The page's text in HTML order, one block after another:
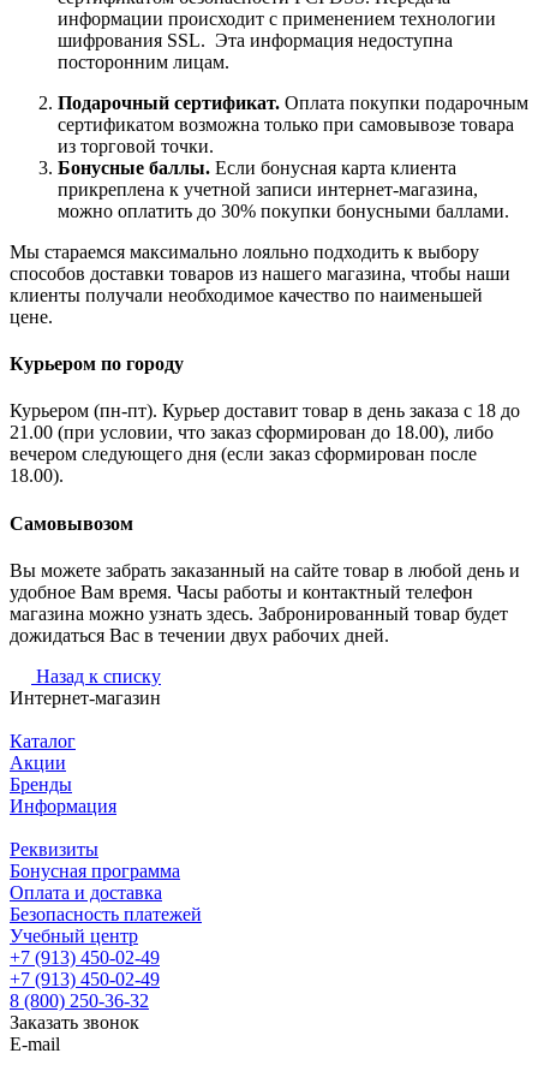
информации происходит с применением технологии
шифрования SSL. Эта информация недоступна
посторонним лицам.
Подарочный сертификат. Оплата покупки подарочным
сертификатом возможна только при самовывозе товара
из торговой точки.
Бонусные баллы. Если бонусная карта клиента
прикреплена к учетной записи интернет-магазина,
можно оплатить до 30% покупки бонусными баллами.
Мы стараемся максимально лояльно подходить к выбору
способов доставки товаров из нашего магазина, чтобы наши
клиенты получали необходимое качество по наименьшей
цене.
Курьером по городу
Курьером (пн-пт). Курьер доставит товар в день заказа с 18 до
21.00 (при условии, что заказ сформирован до 18.00), либо
вечером следующего дня (если заказ сформирован после
18.00).
Самовывозом
Вы можете забрать заказанный на сайте товар в любой день и
удобное Вам время. Часы работы и контактный телефон
магазина можно узнать здесь. Забронированный товар будет
дожидаться Вас в течении двух рабочих дней.
Назад к списку
Интернет-магазин
Каталог
Акции
Бренды
Информация
Реквизиты
Бонусная программа
Оплата и доставка
Безопасность платежей
Учебный центр
+7 (913) 450-02-49
+7 (913) 450-02-49
8 (800) 250-36-32
Заказать звонок
E-mail